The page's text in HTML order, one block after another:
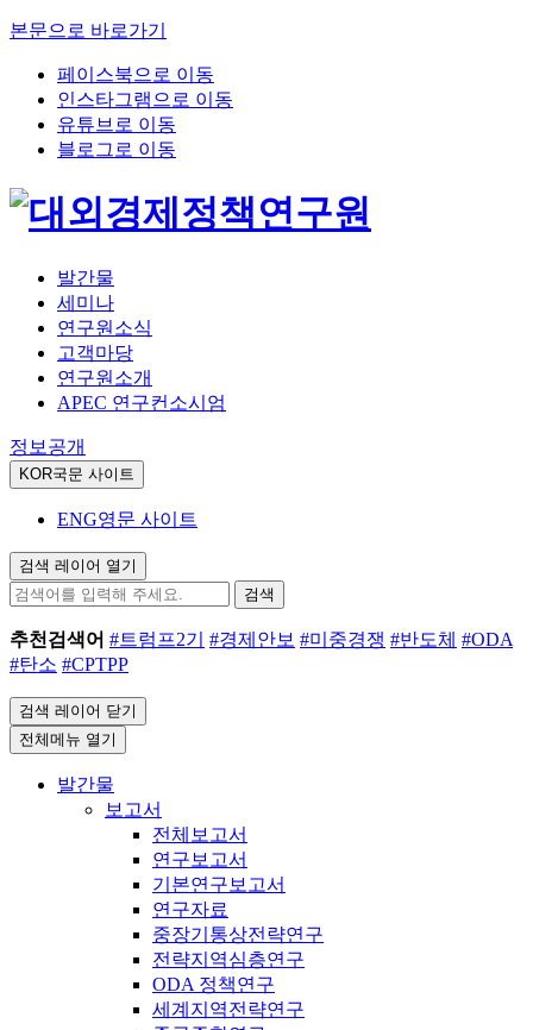
본문으로 바로가기
페이스북으로 이동
인스타그램으로 이동
유튜브로 이동
블로그로 이동
발간물
세미나
연구원소식
고객마당
연구원소개
APEC 연구컨소시엄
정보공개
KOR국문 사이트
ENG영문 사이트
검색 레이어 열기
검색
추천검색어 #트럼프2기 #경제안보 #미중경쟁 #반도체 #ODA
#탄소 #CPTPP
검색 레이어 닫기
전체메뉴 열기
발간물
보고서
전체보고서
연구보고서
기본연구보고서
연구자료
중장기통상전략연구
전략지역심층연구
ODA 정책연구
세계지역전략연구